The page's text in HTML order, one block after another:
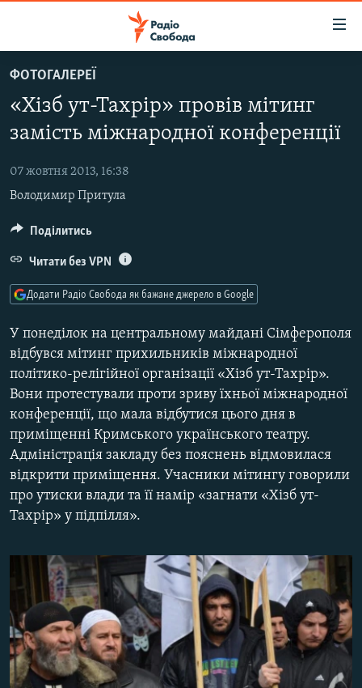
до
основного
матеріалу
до
навігації
Перейти
пошуку
ВСЕ ЗА ДОБУ
СТАТТІ
ПОЛІТИКА
ЕКОНОМІКА
СУСПІЛЬСТВО
КУЛЬТУРА
СПОРТ
СВІТ
ВІЙНА
РОСІЙСЬКА «ФІЛЬТРАЦІЯ»
ДОНБАС.РЕАЛІЇ
КРИМ.РЕАЛІЇ
ТИ ЯК?
КИТАЙ.ВИКЛИКИ
МУЛЬТИМЕДІА
ФОТО
СПЕЦПРОЄКТИ
ПОДКАСТИ
КРИМ РЕАЛІЇ
УКР
КТАТ
ДОЛУЧАЙСЯ!
ФОТОГАЛЕРЕЇ
«Хізб ут-Тахрір» провів мітинг
замість міжнародної конференції
07 жовтня 2013, 16:38
Володимир Притула
У понеділок на центральному майдані Сімферополя
відбувся мітинг прихильників міжнародної
політико-релігійної організації «Хізб ут-Тахрір».
Вони протестували проти зриву їхньої міжнародної
конференції, що мала відбутися цього дня в
приміщенні Кримського українського театру.
Адміністрація закладу без пояснень відмовилася
відкрити приміщення. Учасники мітингу говорили
про утиски влади та її намір «загнати «Хізб ут-
Тахрір» у підпілля».
Поділитись
Читати без VPN
Додати Радіо Свобода як бажане джерело в Google